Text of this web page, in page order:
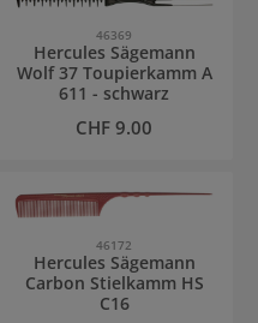
46369
Hercules Sägemann
Wolf 37 Toupierkamm A
611 - schwarz
Regulärer Preis:
CHF 9.00
46172
Hercules Sägemann
Carbon Stielkamm HS
C16